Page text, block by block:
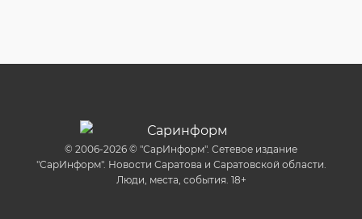
© 2006-2026 © "СарИнформ". Сетевое издание
"СарИнформ". Новости Саратова и Саратовской области.
Люди, места, события. 18+